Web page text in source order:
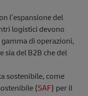
l’espansione del
logistici devono
di operazioni,
sia del B2B che del
sostenibile, come
(SAF) per il